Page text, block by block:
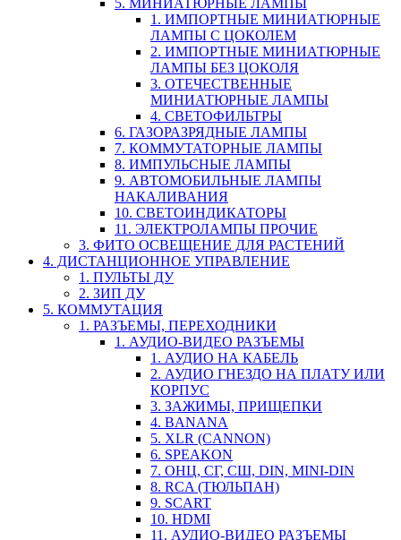
5. МИНИАТЮРНЫЕ ЛАМПЫ
1. ИМПОРТНЫЕ МИНИАТЮРНЫЕ
ЛАМПЫ С ЦОКОЛЕМ
2. ИМПОРТНЫЕ МИНИАТЮРНЫЕ
ЛАМПЫ БЕЗ ЦОКОЛЯ
3. ОТЕЧЕСТВЕННЫЕ
МИНИАТЮРНЫЕ ЛАМПЫ
4. СВЕТОФИЛЬТРЫ
6. ГАЗОРАЗРЯДНЫЕ ЛАМПЫ
7. КОММУТАТОРНЫЕ ЛАМПЫ
8. ИМПУЛЬСНЫЕ ЛАМПЫ
9. АВТОМОБИЛЬНЫЕ ЛАМПЫ
НАКАЛИВАНИЯ
10. СВЕТОИНДИКАТОРЫ
11. ЭЛЕКТРОЛАМПЫ ПРОЧИЕ
3. ФИТО ОСВЕЩЕНИЕ ДЛЯ РАСТЕНИЙ
4. ДИСТАНЦИОННОЕ УПРАВЛЕНИЕ
1. ПУЛЬТЫ ДУ
2. ЗИП ДУ
5. КОММУТАЦИЯ
1. РАЗЪЕМЫ, ПЕРЕХОДНИКИ
1. АУДИО-ВИДЕО РАЗЪЕМЫ
1. АУДИО НА КАБЕЛЬ
2. АУДИО ГНЕЗДО НА ПЛАТУ ИЛИ
КОРПУС
3. ЗАЖИМЫ, ПРИЩЕПКИ
4. BANANA
5. XLR (CANNON)
6. SPEAKON
7. ОНЦ, СГ, СШ, DIN, MINI-DIN
8. RCA (ТЮЛЬПАН)
9. SCART
10. HDMI
11. АУДИО-ВИДЕО РАЗЪЕМЫ